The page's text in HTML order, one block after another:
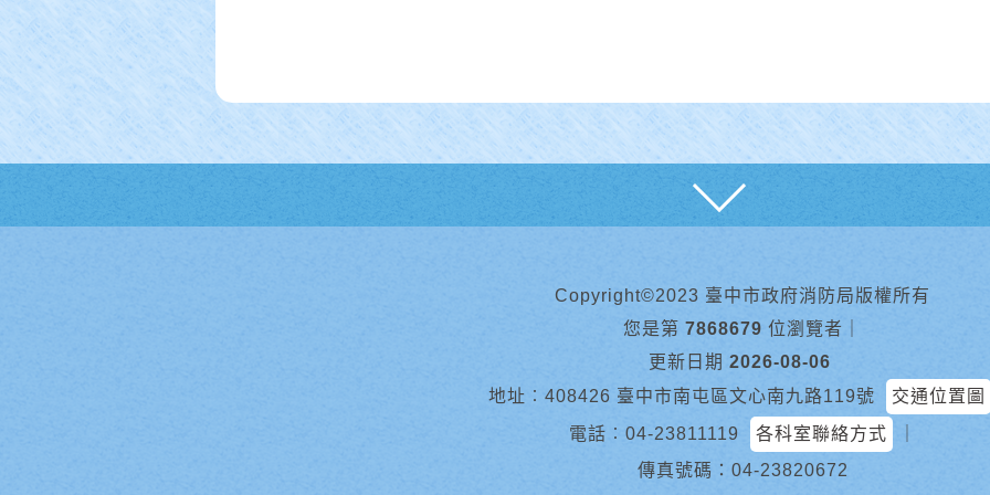
Copyright©2023 臺中市政府消防局版權所有
您是第 7868679 位瀏覽者
更新日期 2026-08-06
地址︰408426 臺中市南屯區文心南九路119號
交通位置圖
電話︰ 04-23811119 各科室聯絡方式
傳真號碼：04-23820672